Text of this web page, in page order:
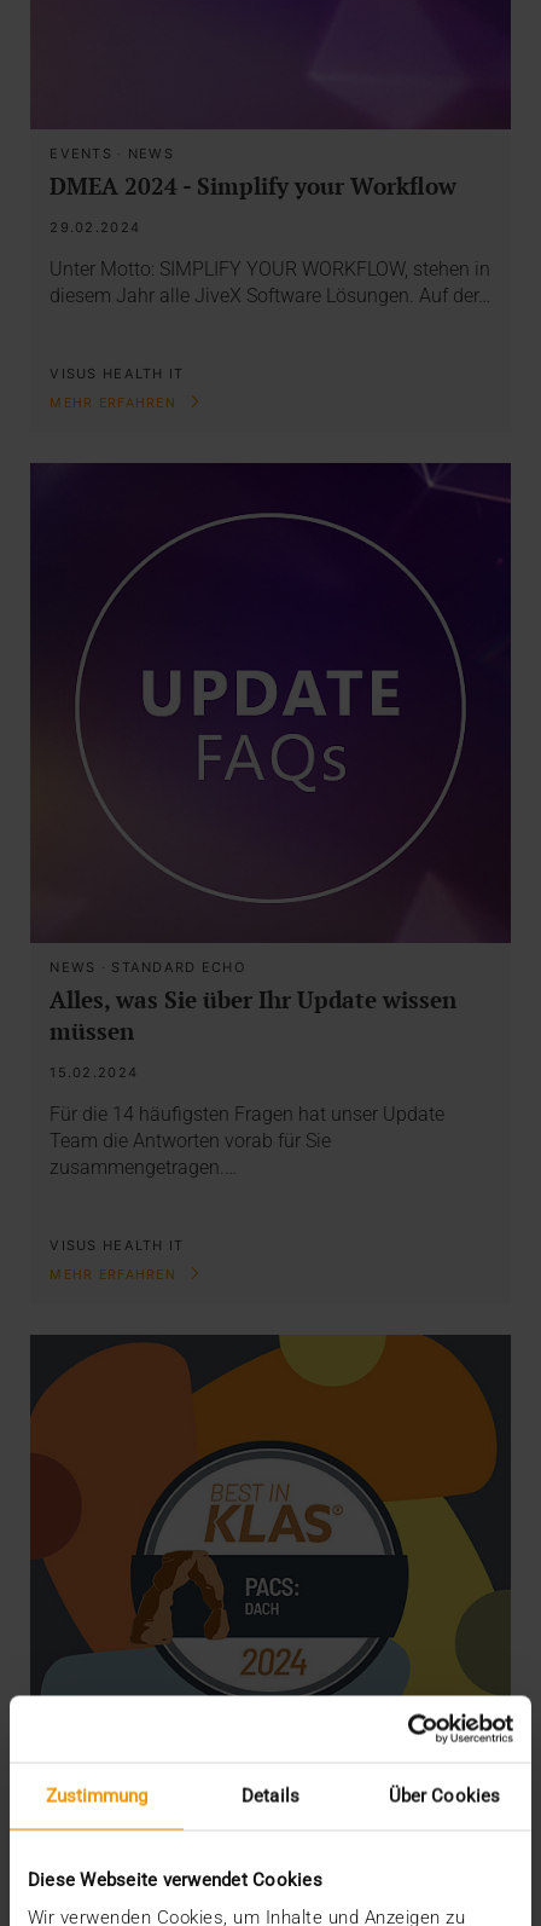
Zustimmung Details Über Cookies
Diese Webseite verwendet Cookies
Wir verwenden Cookies, um Inhalte und Anzeigen zu
EVENTS · NEWS
DMEA 2024 - Simplify your Workflow
29.02.2024
Unter Motto: SIMPLIFY YOUR WORKFLOW, stehen in
diesem Jahr alle JiveX Software Lösungen. Auf der…
VISUS HEALTH IT
MEHR ERFAHREN
NEWS · STANDARD ECHO
Alles, was Sie über Ihr Update wissen
müssen
15.02.2024
Für die 14 häufigsten Fragen hat unser Update
Team die Antworten vorab für Sie
zusammengetragen.…
VISUS HEALTH IT
MEHR ERFAHREN
Best in KLAS: Gemeinsam zum Erfolg
08.02.2024